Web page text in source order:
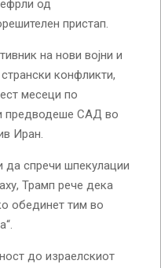
од
пристап.
на нови војни и
конфликти,
месеци по
предводеше САД во
Иран.
да спречи шпекулации
Трамп рече дека
обединет тим во
до израелскиот